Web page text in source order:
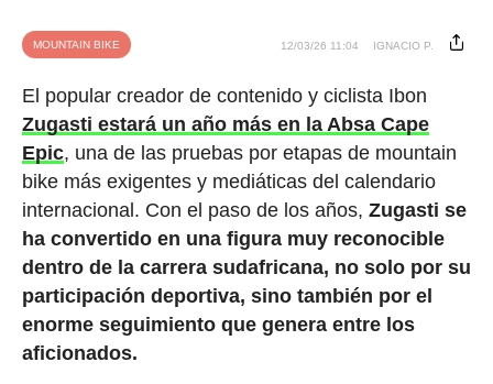
MOUNTAIN BIKE 12/03/26 11:04 IGNACIO P.
El popular creador de contenido y ciclista Ibon
Zugasti estará un año más en la Absa Cape
Epic, una de las pruebas por etapas de mountain
bike más exigentes y mediáticas del calendario
internacional. Con el paso de los años, Zugasti se
ha convertido en una figura muy reconocible
dentro de la carrera sudafricana, no solo por su
participación deportiva, sino también por el
enorme seguimiento que genera entre los
aficionados.